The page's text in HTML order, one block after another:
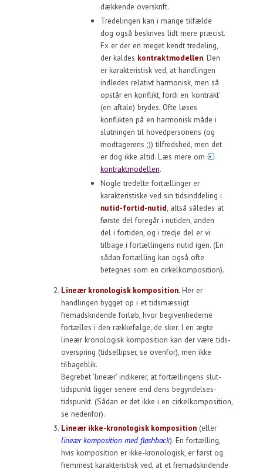
dækkende overskrift.
Tredelingen kan i mange tilfælde
dog også beskrives lidt mere præcist.
Fx er der en meget kendt tredeling,
der kaldes kontraktmodellen. Den
er karakteristisk ved, at handlingen
indledes relativt harmonisk, men så
opstår en konflikt, fordi en 'kontrakt'
(en aftale) brydes. Ofte løses
konflikten på en harmonisk måde i
slutningen til hovedpersonens (og
modtagerens ;)) tilfredshed, men det
er dog ikke altid. Læs mere om
kontraktmodellen.
Nogle tredelte fortællinger er
karakteristiske ved sin tidsinddeling i
nutid-fortid-nutid, altså således at
første del foregår i nutiden, anden
del i fortiden, og i tredje del er vi
tilbage i fortællingens nutid igen. (En
sådan fortælling kan også ofte
betegnes som en cirkelkomposition).
Lineær kronologisk komposition. Her er
handlingen bygget op i et tidsmæssigt
fremadskridende forløb, hvor begivenhederne
fortælles i den rækkefølge, de sker. I en ægte
lineær kronologisk komposition kan der være tids-
overspring (tidsellipser, se ovenfor), men ikke
tilbageblik.
Begrebet ’lineær’ indikerer, at fortællingens slut-
tidspunkt ligger senere end dens begyndelses-
tidspunkt. (Sådan er det ikke i en cirkelkomposition,
se nedenfor).
Lineær ikke-kronologisk komposition (eller
lineær komposition med flashback). En fortælling,
hvis komposition er ikke-kronologisk, er først og
fremmest karakteristisk ved, at et fremadskridende